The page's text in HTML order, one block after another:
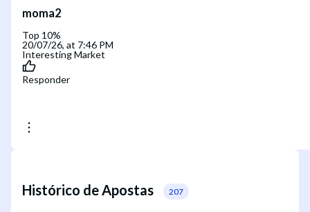
moma2
Top 10%
20/07/26, at 7:46 PM
Interesting Market
Responder
Histórico de Apostas 207